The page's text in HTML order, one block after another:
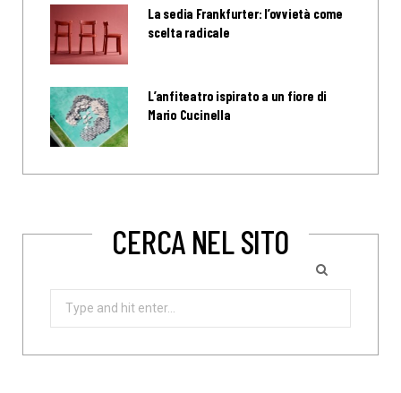
La sedia Frankfurter: l’ovvietà come
scelta radicale
L’anfiteatro ispirato a un fiore di
Mario Cucinella
CERCA NEL SITO
Search